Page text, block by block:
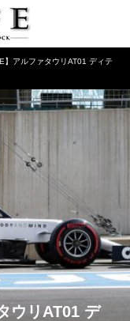
】アルファタウリAT01 ディテ
ウリAT01 デ